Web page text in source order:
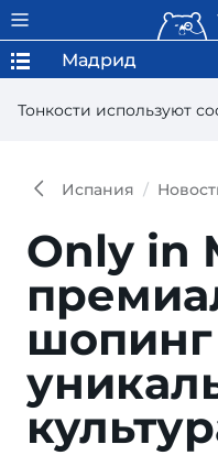
Тонкости используют
Мадрид
Испания
Only in